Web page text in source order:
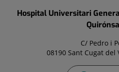
Hospital Universitari
C/ Pedro i
08190 Sant Cugat del